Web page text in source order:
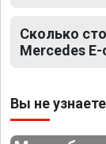
Сколько
Mercedes E-
Вы не